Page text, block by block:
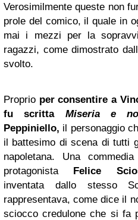
Verosimilmente queste non
prole del comico, il quale in
mai i mezzi per la
ragazzi, come dimostrato
svolto.
Proprio per consentire a
fu scritta Miseria e
Peppiniello, il personaggio
il battesimo di scena di tutti
napoletana. Una
protagonistaFelice
inventata dallo stesso
rappresentava, come dice il
sciocco credulone che si fa